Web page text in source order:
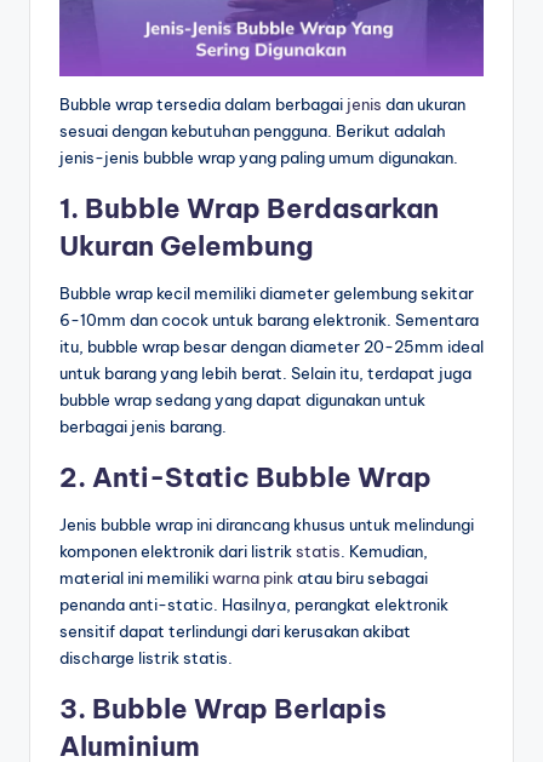
Bubble wrap tersedia dalam berbagai jenis dan ukuran
sesuai dengan kebutuhan pengguna. Berikut adalah
jenis-jenis bubble wrap yang paling umum digunakan.
1. Bubble Wrap Berdasarkan
Ukuran Gelembung
Bubble wrap kecil memiliki diameter gelembung sekitar
6-10mm dan cocok untuk barang elektronik. Sementara
itu, bubble wrap besar dengan diameter 20-25mm ideal
untuk barang yang lebih berat. Selain itu, terdapat juga
bubble wrap sedang yang dapat digunakan untuk
berbagai jenis barang.
2. Anti-Static Bubble Wrap
Jenis bubble wrap ini dirancang khusus untuk melindungi
komponen elektronik dari listrikstatis . Kemudian,
material ini memilikiwarna pinkatau biru sebagai
penanda anti-static. Hasilnya, perangkat elektronik
sensitif dapat terlindungi dari kerusakan akibat
discharge listrik statis.
3. Bubble Wrap Berlapis
Aluminium